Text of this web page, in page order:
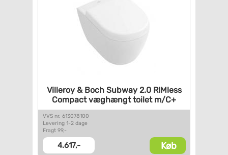
Villeroy & Boch Subway 2.0RIMless
Compact væghængttoilet m/C+
VVS nr. 613078100
Levering 1-2 dage
Fragt 99,-
4.617,- Køb